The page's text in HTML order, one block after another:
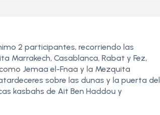
2 participantes, recorriendo las
Marrakech, Casablanca, Rabat y Fez,
Jemaa el-Fnaa y la Mezquita
sobre las dunas y la puerta del
kasbahs de Ait Ben Haddou y